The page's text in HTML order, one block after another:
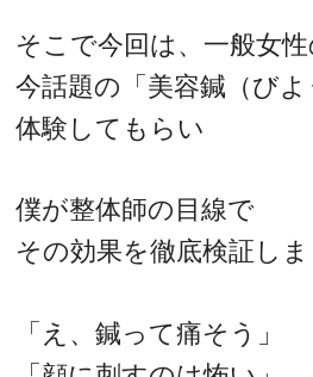
そこで今回は、一般女
今話題の「美容鍼（び
体験してもらい
僕が整体師の目線で
その効果を徹底検証しま
「え、鍼って痛そう」